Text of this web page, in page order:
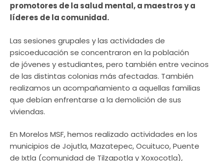
promotores de la salud mental, a maestros y a
líderes de la comunidad.
Las sesiones grupales y las actividades de
psicoeducación se concentraron en la población
de jóvenes y estudiantes, pero también entre vecinos
de las distintas colonias más afectadas. También
realizamos un acompañamiento a aquellas familias
que debían enfrentarse a la demolición de sus
viviendas.
En Morelos MSF, hemos realizado actividades en los
municipios de Jojutla, Mazatepec, Ocuituco, Puente
de Ixtla (comunidad de Tilzapotla y Xoxocotla),